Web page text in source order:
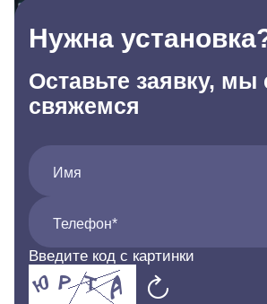
Нужна
Оставьте заявку, мы
свяжемся
Имя
Телефон*
Введите код с картинки